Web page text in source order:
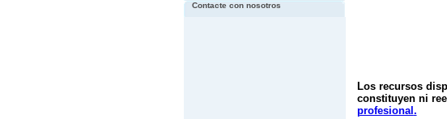
Contacte con nosotros
Los recursos
constituyen ni
profesional .